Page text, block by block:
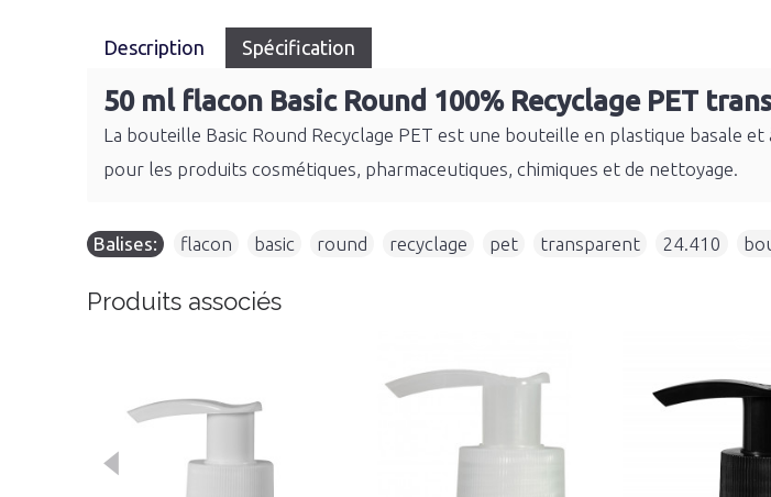
Description Spécification
50 ml flacon Basic Round 100% Recyclage PET
La bouteille Basic Round Recyclage PET est une bouteille en plastique basale
pour les produits cosmétiques, pharmaceutiques, chimiques et de nettoyage.
Balises: flacon basic round recyclage pet transparent 24.410
Produits associés